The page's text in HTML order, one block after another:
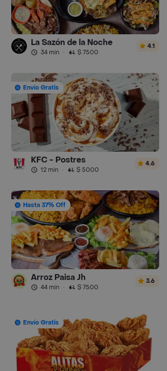
La Sazón de la Noche
34 min · $ 7500
4.1
Envío Gratis
KFC - Postres
12 min · $ 5000
4.6
Hasta 37% Off
Arroz Paisa Jh
44 min · $ 7500
3.6
Envío Gratis